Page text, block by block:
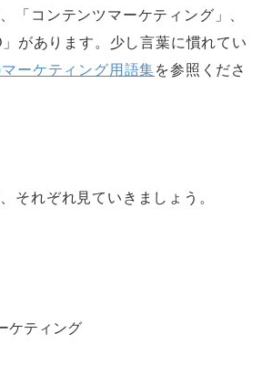
「コンテンツマーケティング」、
」があります。少し言葉に慣れてい
ーケティング用語集を参照くださ
それぞれ見ていきましょう。
ケティング